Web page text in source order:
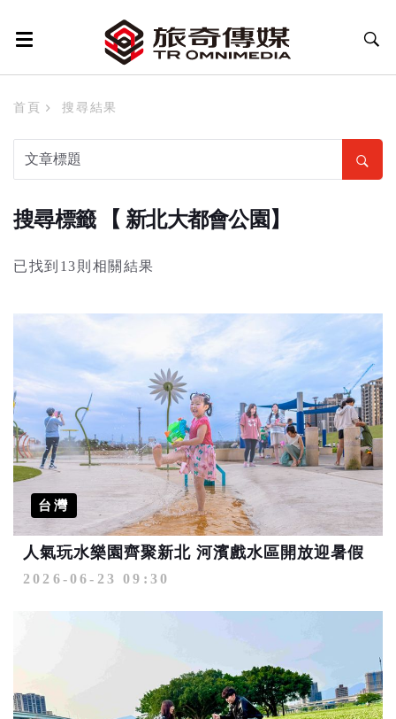
首頁 搜尋結果
搜尋標籤 【 新北大都會公園】
已找到13則相關結果
台灣
人氣玩水樂園齊聚新北 河濱戲水區開放迎暑假
2026-06-23 09:30